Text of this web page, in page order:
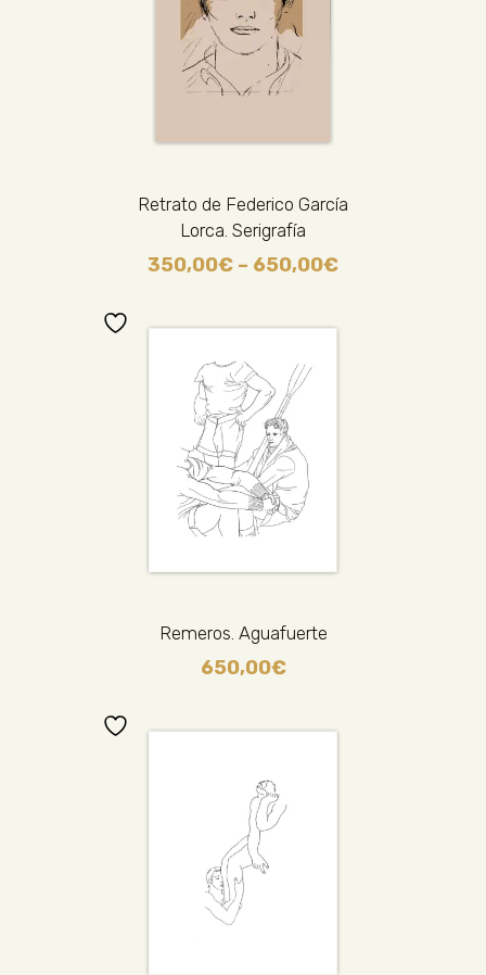
Retrato de Federico García
Lorca. Serigrafía
350,00€ – 650,00€
Remeros. Aguafuerte
650,00€